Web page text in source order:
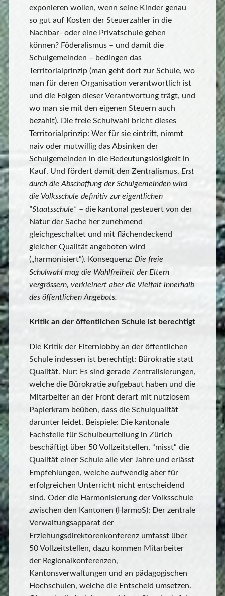
exponieren wollen, wenn seine Kinder genau
so gut auf Kosten der Steuerzahler in die
Nachbar- oder eine Privatschule gehen
können? Föderalismus – und damit die
Schulgemeinden – bedingen das
Territorialprinzip (man geht dort zur Schule, wo
man für deren Organisation verantwortlich ist
und die Folgen dieser Verantwortung trägt, und
wo man sie mit den eigenen Steuern auch
bezahlt). Die freie Schulwahl bricht dieses
Territorialprinzip: Wer für sie eintritt, nimmt
naiv oder mutwillig das Absinken der
Schulgemeinden in die Bedeutungslosigkeit in
Kauf. Und fördert damit den Zentralismus. Erst
durch die Abschaffung der Schulgemeinden wird
die Volksschule definitiv zur eigentlichen
“Staatsschule“ – die kantonal gesteuert von der
Natur der Sache her zunehmend
gleichgeschaltet und mit flächendeckend
gleicher Qualität angeboten wird
(„harmonisiert“). Konsequenz: Die freie
Schulwahl mag die Wahlfreiheit der Eltern
vergrössern, verkleinert aber die Vielfalt innerhalb
des öffentlichen Angebots.
Kritik an der öffentlichen Schule ist berechtigt
Die Kritik der Elternlobby an der öffentlichen
Schule indessen ist berechtigt: Bürokratie statt
Qualität. Nur: Es sind gerade Zentralisierungen,
welche die Bürokratie aufgebaut haben und die
Mitarbeiter an der Front derart mit nutzlosem
Papierkram beüben, dass die Schulqualität
darunter leidet. Beispiele: Die kantonale
Fachstelle für Schulbeurteilung in Zürich
beschäftigt über 50 Vollzeitstellen, “misst“ die
Qualität einer Schule alle vier Jahre und erlässt
Empfehlungen, welche aufwendig aber für
erfolgreichen Unterricht nicht entscheidend
sind. Oder die Harmonisierung der Volksschule
zwischen den Kantonen (HarmoS): Der zentrale
Verwaltungsapparat der
Erziehungsdirektorenkonferenz umfasst über
50 Vollzeitstellen, dazu kommen Mitarbeiter
der Regionalkonferenzen,
Kantonsverwaltungen und an pädagogischen
Hochschulen, welche die Entscheid umsetzen.